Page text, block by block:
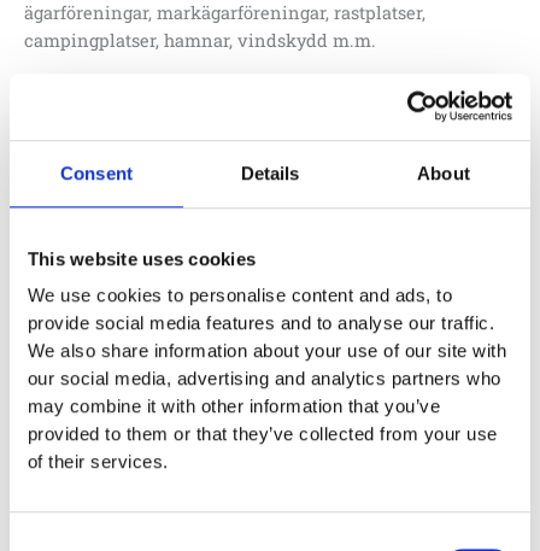
Consent Details About
This website uses cookies
We use cookies to personalise content and ads, to
provide social media features and to analyse our traffic.
We also share information about your use of our site with
our social media, advertising and analytics partners who
may combine it with other information that you’ve
provided to them or that they’ve collected from your use
of their services.
ägarföreningar, markägarföreningar, rastplatser,
campingplatser, hamnar, vindskydd m.m.
14 500:-
Lägg till i offertförfrågan
Längd
0,4 m
Bredd
0,5 m
Material
Pulverlackerat stål